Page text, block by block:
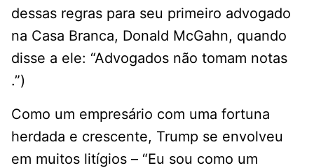
dessas regras para seu primeiro advogado
na Casa Branca, Donald McGahn, quando
disse a ele: “Advogados não tomam notas
.”)
Como um empresário com uma fortuna
herdada e crescente, Trump se envolveu
em muitos litígios – “Eu sou como um